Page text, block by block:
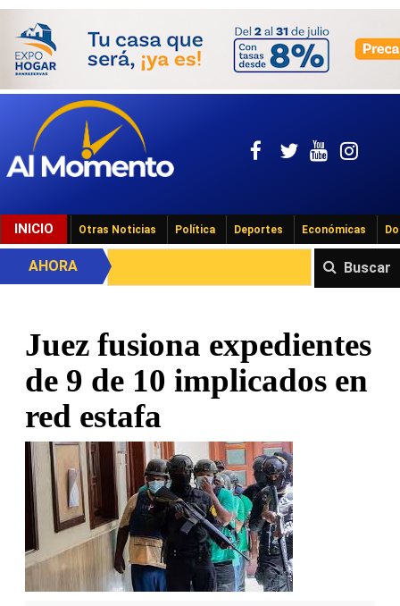
INICIO Otras Noticias Política Deportes Económicas
Buscar
AHORA
Juez fusiona expedientes
de 9 de 10 implicados en
red estafa